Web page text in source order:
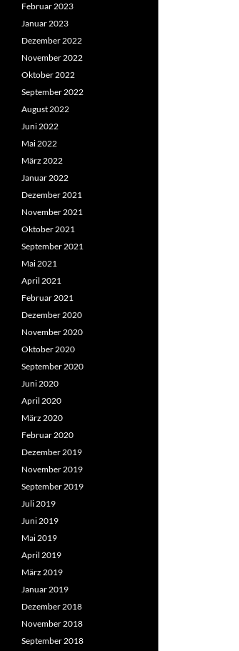
Februar 2023
Januar 2023
Dezember 2022
November 2022
Oktober 2022
September 2022
August 2022
Juni 2022
Mai 2022
März 2022
Januar 2022
Dezember 2021
November 2021
Oktober 2021
September 2021
Mai 2021
April 2021
Februar 2021
Dezember 2020
November 2020
Oktober 2020
September 2020
Juni 2020
April 2020
März 2020
Februar 2020
Dezember 2019
November 2019
September 2019
Juli 2019
Juni 2019
Mai 2019
April 2019
März 2019
Januar 2019
Dezember 2018
November 2018
September 2018